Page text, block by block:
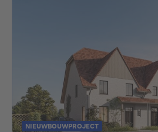
NIEUWBOUWPROJECT